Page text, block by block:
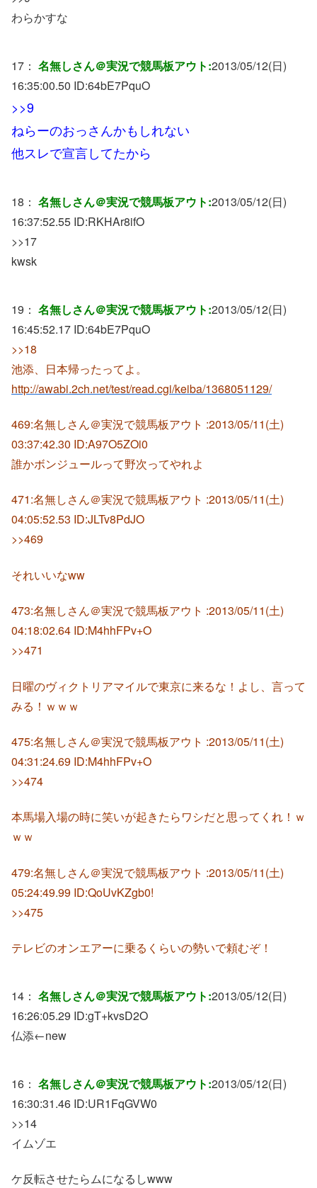
わらかすな
17： 名無しさん＠実況で競馬板アウト:2013/05/12(日)
16:35:00.50 ID:64bE7PquO
>>9
ねらーのおっさんかもしれない
他スレで宣言してたから
18： 名無しさん＠実況で競馬板アウト:2013/05/12(日)
16:37:52.55 ID:RKHAr8ifO
>>17
kwsk
19： 名無しさん＠実況で競馬板アウト:2013/05/12(日)
16:45:52.17 ID:64bE7PquO
>>18
池添、日本帰ったってよ。
http://awabi.2ch.net/test/read.cgi/keiba/1368051129/
469:名無しさん＠実況で競馬板アウト :2013/05/11(土)
03:37:42.30 ID:A97O5ZOi0
誰かボンジュールって野次ってやれよ
471:名無しさん＠実況で競馬板アウト :2013/05/11(土)
04:05:52.53 ID:JLTv8PdJO
>>469
それいいなww
473:名無しさん＠実況で競馬板アウト :2013/05/11(土)
04:18:02.64 ID:M4hhFPv+O
>>471
日曜のヴィクトリアマイルで東京に来るな！よし、言って
みる！ｗｗｗ
475:名無しさん＠実況で競馬板アウト :2013/05/11(土)
04:31:24.69 ID:M4hhFPv+O
>>474
本馬場入場の時に笑いが起きたらワシだと思ってくれ！ｗ
ｗｗ
479:名無しさん＠実況で競馬板アウト :2013/05/11(土)
05:24:49.99 ID:QoUvKZgb0!
>>475
テレビのオンエアーに乗るくらいの勢いで頼むぞ！
14： 名無しさん＠実況で競馬板アウト:2013/05/12(日)
16:26:05.29 ID:gT+kvsD2O
仏添←new
16： 名無しさん＠実況で競馬板アウト:2013/05/12(日)
16:30:31.46 ID:UR1FqGVW0
>>14
イムゾエ
ケ反転させたらムになるしwww